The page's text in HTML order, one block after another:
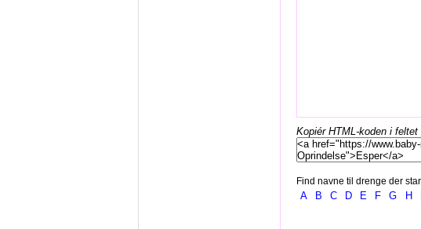
Kopiér HTML-koden i
Find navne til drenge der
A B C D E F G H